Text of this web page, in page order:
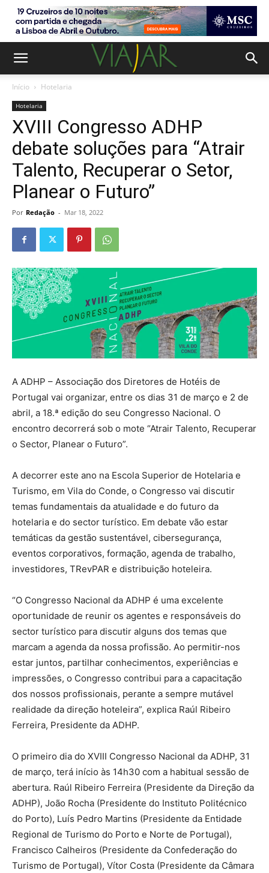
Início Hotelaria
Hotelaria
XVIII Congresso ADHP
debate soluções para “Atrair
Talento, Recuperar o Setor,
Planear o Futuro”
Por Redação - Mar 18, 2022
A ADHP – Associação dos Diretores de Hotéis de
Portugal vai organizar, entre os dias 31 de março e 2 de
abril, a 18.ª edição do seu Congresso Nacional. O
encontro decorrerá sob o mote “Atrair Talento, Recuperar
o Sector, Planear o Futuro”.
A decorrer este ano na Escola Superior de Hotelaria e
Turismo, em Vila do Conde, o Congresso vai discutir
temas fundamentais da atualidade e do futuro da
hotelaria e do sector turístico. Em debate vão estar
temáticas da gestão sustentável, cibersegurança,
eventos corporativos, formação, agenda de trabalho,
investidores, TRevPAR e distribuição hoteleira.
“O Congresso Nacional da ADHP é uma excelente
oportunidade de reunir os agentes e responsáveis do
sector turístico para discutir alguns dos temas que
marcam a agenda da nossa profissão. Ao permitir-nos
estar juntos, partilhar conhecimentos, experiências e
impressões, o Congresso contribui para a capacitação
dos nossos profissionais, perante a sempre mutável
realidade da direção hoteleira”, explica Raúl Ribeiro
Ferreira, Presidente da ADHP.
O primeiro dia do XVIII Congresso Nacional da ADHP, 31
de março, terá início às 14h30 com a habitual sessão de
abertura. Raúl Ribeiro Ferreira (Presidente da Direção da
ADHP), João Rocha (Presidente do Instituto Politécnico
do Porto), Luís Pedro Martins (Presidente da Entidade
Regional de Turismo do Porto e Norte de Portugal),
Francisco Calheiros (Presidente da Confederação do
Turismo de Portugal), Vítor Costa (Presidente da Câmara